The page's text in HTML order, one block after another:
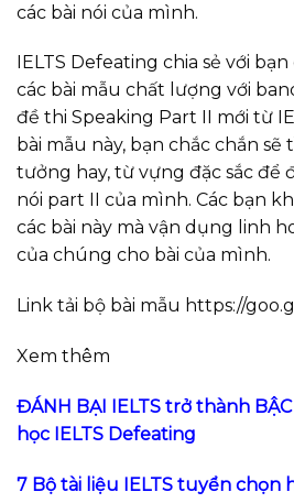
các bài nói của mình.
IELTS Defeating chia sẻ với
các bài mẫu chất lượng với
đề thi Speaking Part II mới từ
bài mẫu này, bạn chắc chắn
tưởng hay, từ vựng đặc sắc để
nói part II của mình. Các bạn
các bài này mà vận dụng linh
của chúng cho bài của mình.
Link tải bộ bài mẫu https://
Xem thêm
ĐÁNH BẠI IELTS trở thành BẬ
học IELTS Defeating
7 Bộ tài liệu IELTS tuyển chọn